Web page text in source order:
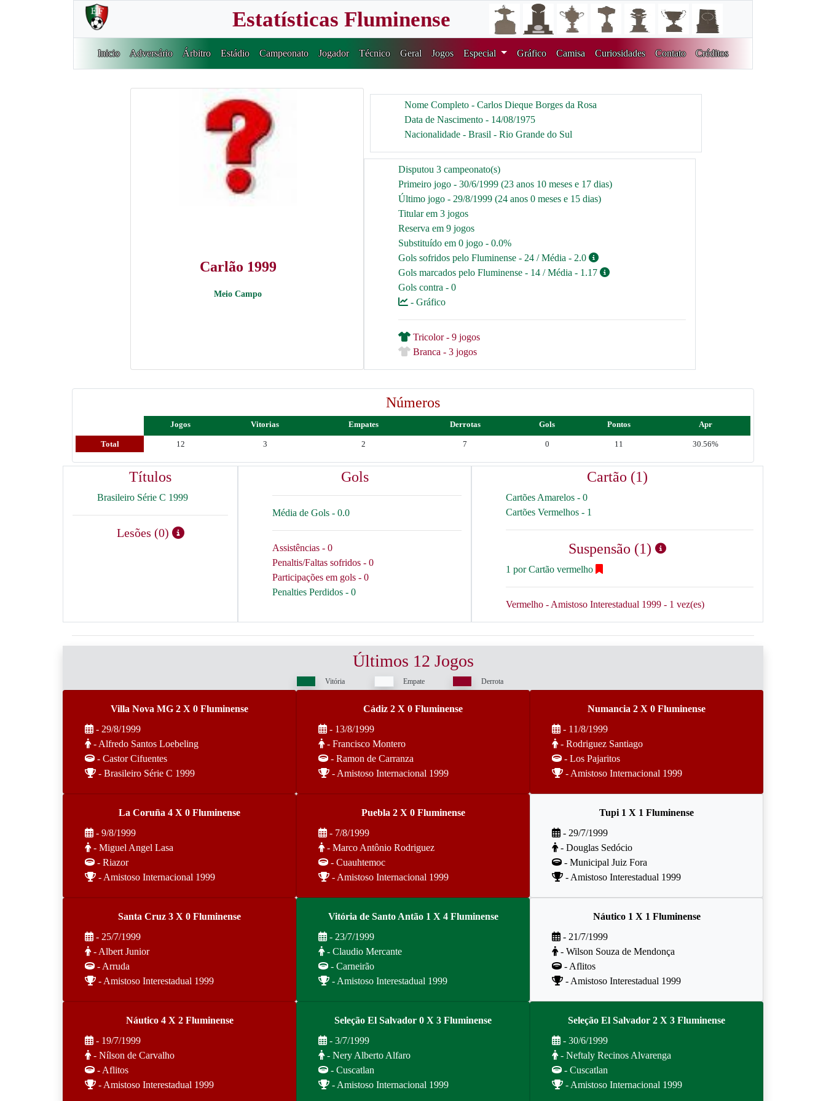
Estatísticas Fluminense
Inicio Adversário Árbitro Estádio Campeonato Jogador Técnico Geral Jogos Especial Gráfico Camisa Curiosidades Contato Créditos
Carlão 1999
Meio Campo
Nome Completo - Carlos Dieque Borges da Rosa
Data de Nascimento - 14/08/1975
Nacionalidade - Brasil - Rio Grande do Sul
Disputou 3 campeonato(s)
Primeiro jogo - 30/6/1999 (23 anos 10 meses e 17 dias)
Último jogo - 29/8/1999 (24 anos 0 meses e 15 dias)
Titular em 3 jogos
Reserva em 9 jogos
Substituído em 0 jogo - 0.0%
Gols sofridos pelo Fluminense - 24 / Média - 2.0
Gols marcados pelo Fluminense - 14 / Média - 1.17
Gols contra - 0
- Gráfico
Tricolor - 9 jogos
Branca - 3 jogos
Números
Jogos Vitorias Empates Derrotas Gols Pontos Apr
Total 12 3 2 7 0 11 30.56%
Títulos
Brasileiro Série C 1999
Lesões (0)
Gols
Média de Gols - 0.0
Assistências - 0
Penaltis/Faltas sofridos - 0
Participações em gols - 0
Penalties Perdidos - 0
Cartão (1)
Cartões Amarelos - 0
Cartões Vermelhos - 1
Suspensão (1)
1 por Cartão vermelho
Vermelho - Amistoso Interestadual 1999 - 1 vez(es)
Últimos 12 Jogos
Vitória Empate Derrota
Villa Nova MG 2 X 0 Fluminense
- 29/8/1999
- Alfredo Santos Loebeling
- Castor Cifuentes
- Brasileiro Série C 1999
Cádiz 2 X 0 Fluminense
- 13/8/1999
- Francisco Montero
- Ramon de Carranza
- Amistoso Internacional 1999
Numancia 2 X 0 Fluminense
- 11/8/1999
- Rodriguez Santiago
- Los Pajaritos
- Amistoso Internacional 1999
La Coruña 4 X 0 Fluminense
- 9/8/1999
- Miguel Angel Lasa
- Riazor
- Amistoso Internacional 1999
Puebla 2 X 0 Fluminense
- 7/8/1999
- Marco Antônio Rodriguez
- Cuauhtemoc
- Amistoso Internacional 1999
Tupi 1 X 1 Fluminense
- 29/7/1999
- Douglas Sedócio
- Municipal Juiz Fora
- Amistoso Interestadual 1999
Santa Cruz 3 X 0 Fluminense
- 25/7/1999
- Albert Junior
- Arruda
- Amistoso Interestadual 1999
Vitória de Santo Antão 1 X 4 Fluminense
- 23/7/1999
- Claudio Mercante
- Carneirão
- Amistoso Interestadual 1999
Náutico 1 X 1 Fluminense
- 21/7/1999
- Wilson Souza de Mendonça
- Aflitos
- Amistoso Interestadual 1999
Náutico 4 X 2 Fluminense
- 19/7/1999
- Nílson de Carvalho
- Aflitos
- Amistoso Interestadual 1999
Seleção El Salvador 0 X 3 Fluminense
- 3/7/1999
- Nery Alberto Alfaro
- Cuscatlan
- Amistoso Internacional 1999
Seleção El Salvador 2 X 3 Fluminense
- 30/6/1999
- Neftaly Recinos Alvarenga
- Cuscatlan
- Amistoso Internacional 1999